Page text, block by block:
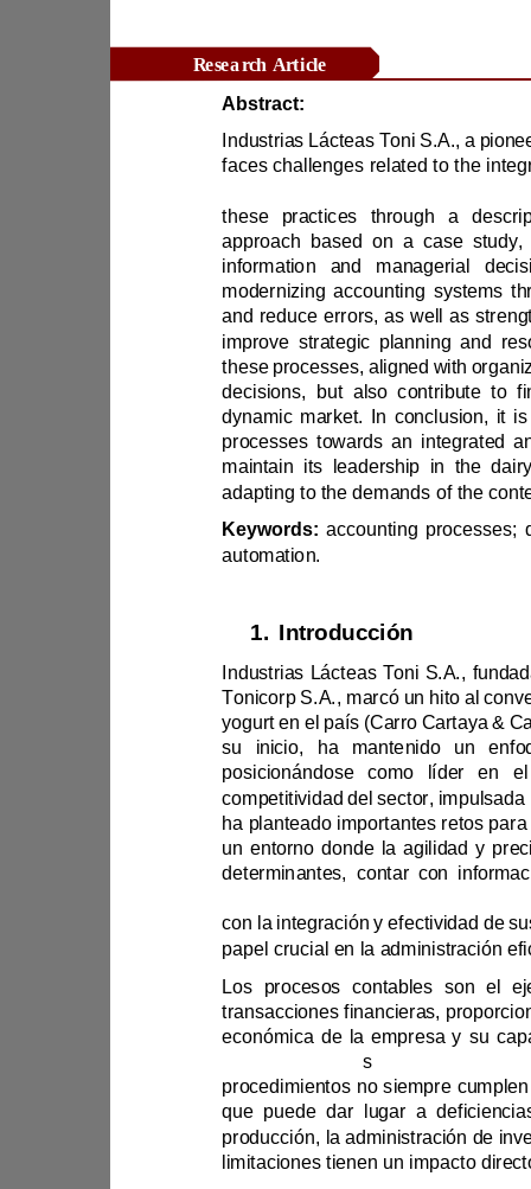
Research Article
Abstract:
Industrias Lácteas
these practic
automation.
1. Introducción
Tonicorp
posicionándose c
un entorno donde la agili
con la integración y efectivi
s-
producción, la administración de inv